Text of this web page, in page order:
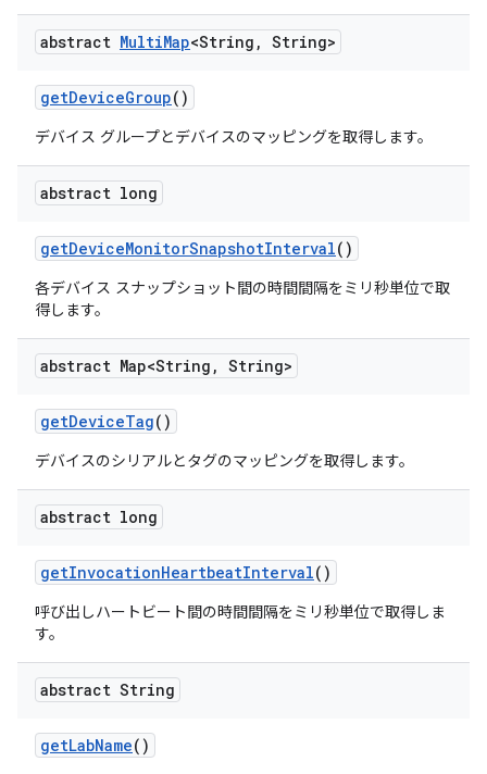
abstract MultiMap<String , String>
getDeviceGroup()
デバイス グループとデバイスのマッピングを取得します。
abstract long
getDeviceMonitorSnapshotInterval()
各デバイス スナップショット間の時間間隔をミリ秒単位で取
得します。
abstract Map<String , String>
getDeviceTag()
デバイスのシリアルとタグのマッピングを取得します。
abstract long
getInvocationHeartbeatInterval()
呼び出しハートビート間の時間間隔をミリ秒単位で取得しま
す。
abstract String
getLabName()